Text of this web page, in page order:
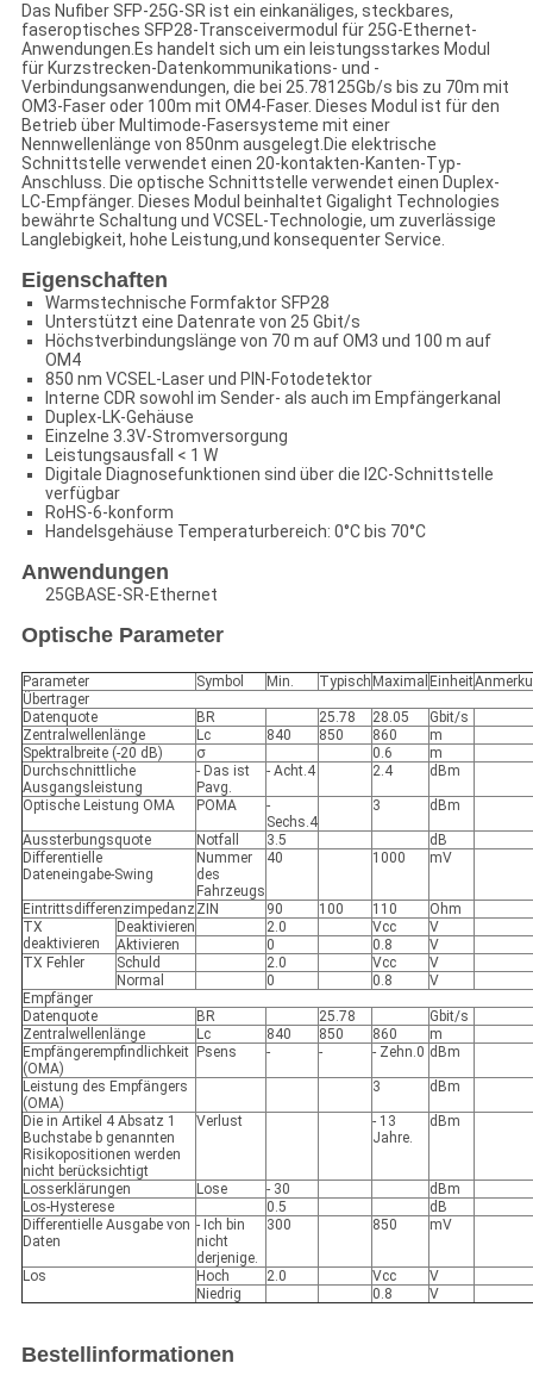
Das Nufiber SFP-25G-SR ist ein einkanäliges, steckbares,
faseroptisches SFP28-Transceivermodul für 25G-Ethernet-
Anwendungen.Es handelt sich um ein leistungsstarkes Modul
für Kurzstrecken-Datenkommunikations- und -
Verbindungsanwendungen, die bei 25.78125Gb/s bis zu 70m mit
OM3-Faser oder 100m mit OM4-Faser. Dieses Modul ist für den
Betrieb über Multimode-Fasersysteme mit einer
Nennwellenlänge von 850nm ausgelegt.Die elektrische
Schnittstelle verwendet einen 20-kontakten-Kanten-Typ-
Anschluss. Die optische Schnittstelle verwendet einen Duplex-
LC-Empfänger. Dieses Modul beinhaltet Gigalight Technologies
bewährte Schaltung und VCSEL-Technologie, um zuverlässige
Langlebigkeit, hohe Leistung,und konsequenter Service.
Eigenschaften
Warmstechnische Formfaktor SFP28
Unterstützt eine Datenrate von 25 Gbit/s
Höchstverbindungslänge von 70 m auf OM3 und 100 m auf
OM4
850 nm VCSEL-Laser und PIN-Fotodetektor
Interne CDR sowohl im Sender- als auch im Empfängerkanal
Duplex-LK-Gehäuse
Einzelne 3.3V-Stromversorgung
Leistungsausfall < 1 W
Digitale Diagnosefunktionen sind über die I2C-Schnittstelle
verfügbar
RoHS-6-konform
Handelsgehäuse Temperaturbereich: 0°C bis 70°C
Anwendungen
25GBASE-SR-Ethernet
Optische Parameter
Parameter Symbol Min. Typisch Maximal Einheit
Übertrager
Datenquote
BR 25.78 28.05
Gbit/s
Zentralwellenlänge
Lc 840 850 860
m
Spektralbreite (-20 dB)
σ 0.6
m
Durchschnittliche
Ausgangsleistung
- Das ist
Pavg.
- Acht.4 2.4 dBm
Optische Leistung OMA POMA
-
Sechs.4
3 dBm
Aussterbungsquote Notfall 3.5
dB
Differentielle
Dateneingabe-Swing
Nummer
des
Fahrzeugs
40 1000 mV
EintrittsdifferenzimpedanzZIN 90 100 110
Ohm
TX
deaktivieren
Deaktivieren 2.0 Vcc
V
Aktivieren
0 0.8
V
TX Fehler
Schuld 2.0 Vcc
V
Normal
0 0.8
V
Empfänger
Datenquote
BR 25.78
Gbit/s
Zentralwellenlänge
Lc 840 850 860
m
Empfängerempfindlichkeit
(OMA)
Psens - - - Zehn.0 dBm
Leistung des Empfängers
(OMA)
3 dBm
Die in Artikel 4 Absatz 1
Buchstabe b genannten
Risikopositionen werden
nicht berücksichtigt
Verlust
- 13
Jahre.
dBm
Losserklärungen Lose - 30
dBm
Los-Hysterese
0.5
dB
Differentielle Ausgabe von
Daten
- Ich bin
nicht
derjenige.
300 850 mV
Los Hoch 2.0 Vcc
V
Niedrig
0.8 V
Bestellinformationen